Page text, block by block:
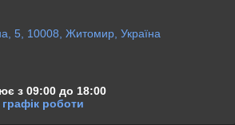
5, 10008, Житомир, Україна
з 09:00 до 18:00
роботи